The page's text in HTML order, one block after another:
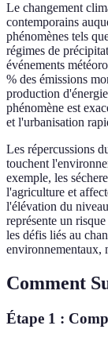
Le changement
contemporains
phénomènes tels
régimes de
événements
% des émissions
production
phénomène est
et l'urbanisation
Les répercussions
touchent
exemple, les
l'agriculture et
l'élévation du
représente un
les défis liés au
environnementaux,
Comment
Étape 1 :